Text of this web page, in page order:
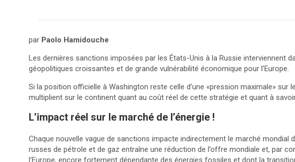
par Paolo Hamidouche
Les dernières sanctions imposées par les États-Unis à la Russie interviennent
géopolitiques croissantes et de grande vulnérabilité économique pour l’Europe.
Si la position officielle à Washington reste celle d’une «pression maximale» sur
multiplient sur le continent quant au coût réel de cette stratégie et quant à
L’impact réel sur le marché de l’énergie !
Chaque nouvelle vague de sanctions impacte indirectement le marché mondial
russes de pétrole et de gaz entraîne une réduction de l’offre mondiale et, par
l’Europe, encore fortement dépendante des énergies fossiles et dont la